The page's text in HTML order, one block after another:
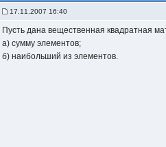
17.11.2007 16:40
Пусть дана вещественная квадратная
а) сумму элементов;
б) наибольший из элементов.